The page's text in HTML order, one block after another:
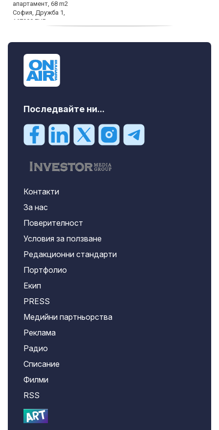
Последвайте ни...
Контакти
За нас
Поверителност
Условия за ползване
Редакционни стандарти
Портфолио
Екип
PRESS
Медийни партньорства
Реклама
Радио
Списание
Филми
RSS